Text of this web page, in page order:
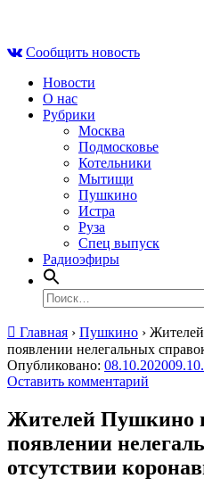
contentСообщить новость
Новости
О нас
Рубрики
Москва
Подмосковье
Котельники
Мытищи
Пушкино
Истра
Руза
Спец выпуск
Радиоэфиры
Найти:
Главная › Пушкино ›
появлении нелегальных
Опубликовано: 08.10.2020
Оставить комментарий
Жителей Пушкино
появлении
отсутствии